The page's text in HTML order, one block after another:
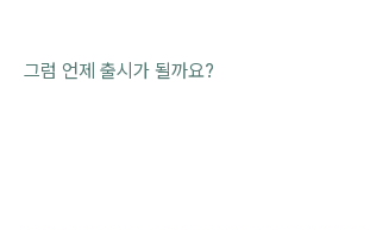
그럼 언제 출시가 될까요?